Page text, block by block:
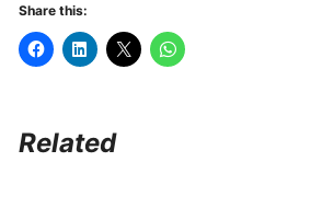
Share this:
Related